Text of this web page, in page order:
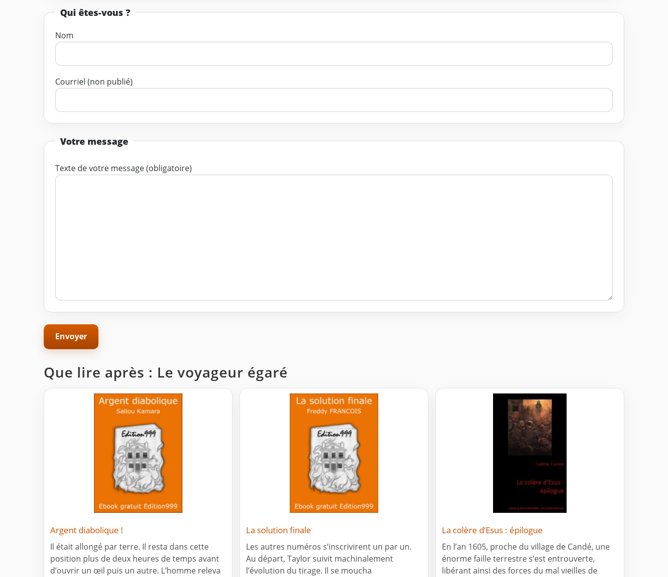
Qui êtes-vous ?
Nom
Courriel (non publié)
Votre message
Texte de votre message (obligatoire)
Que lire après : Le voyageur égaré
Argent diabolique !
Il était allongé par terre. Il resta dans cette
position plus de deux heures de temps avant
d’ouvrir un œil puis un autre. L’homme releva
La solution finale
Les autres numéros s’inscrivirent un par un.
Au départ, Taylor suivit machinalement
l’évolution du tirage. Il se moucha
La colère d’Esus : épilogue
En l’an 1605, proche du village de Candé, une
énorme faille terrestre s’est entrouverte,
libérant ainsi des forces du mal vieilles de